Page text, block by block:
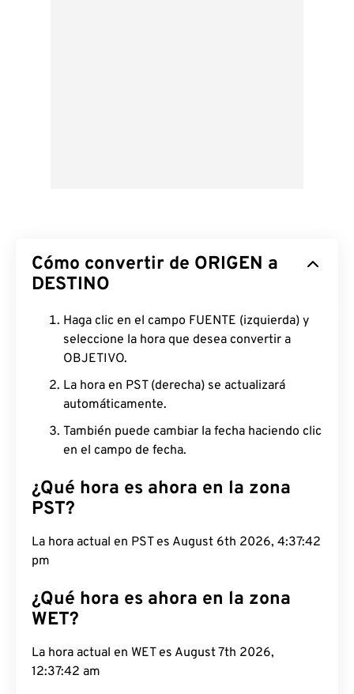
Cómo convertir de ORIGEN a
DESTINO
Haga clic en el campo FUENTE (izquierda) y
seleccione la hora que desea convertir a
OBJETIVO.
La hora en PST (derecha) se actualizará
automáticamente.
También puede cambiar la fecha haciendo clic
en el campo de fecha.
¿Qué hora es ahora en la zona
PST?
La hora actual en PST es August 6th 2026, 4:37:43
pm
¿Qué hora es ahora en la zona
WET?
La hora actual en WET es August 7th 2026,
12:37:43 am